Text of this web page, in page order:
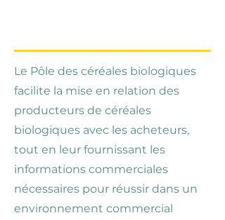
Le Pôle des céréales biologiques
facilite la mise en relation des
producteurs de céréales
biologiques avec les acheteurs,
tout en leur fournissant les
informations commerciales
nécessaires pour réussir dans un
environnement commercial